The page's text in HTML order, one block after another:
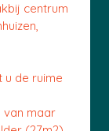
centrum
de ruime
van maar